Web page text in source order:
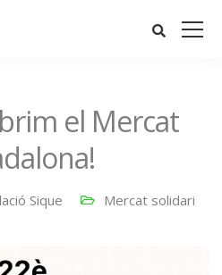
el Mercat
Sique Mercat solidari